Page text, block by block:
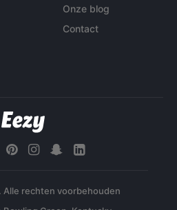
Onze blog
Contact
Alle rechten voorbehouden